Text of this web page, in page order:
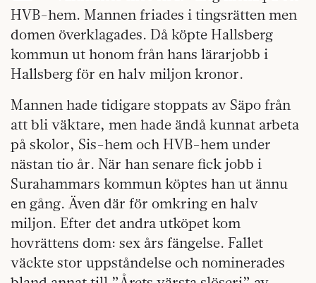
HVB-hem. Mannen friades i tingsrätten men
domen överklagades. Då köpte Hallsberg
kommun ut honom från hans lärarjobb i
Hallsberg för en halv miljon kronor.
Mannen hade tidigare stoppats av Säpo från
att bli väktare, men hade ändå kunnat arbeta
på skolor, Sis-hem och HVB-hem under
nästan tio år. När han senare fick jobb i
Surahammars kommun köptes han ut ännu
en gång. Även där för omkring en halv
miljon. Efter det andra utköpet kom
hovrättens dom: sex års fängelse. Fallet
väckte stor uppståndelse och nominerades